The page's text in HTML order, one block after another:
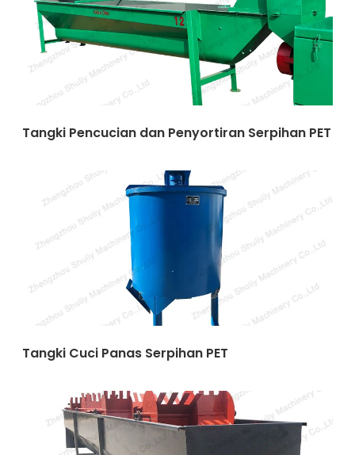
Tangki Pencucian dan Penyortiran Serpihan PET
Tangki Cuci Panas Serpihan PET